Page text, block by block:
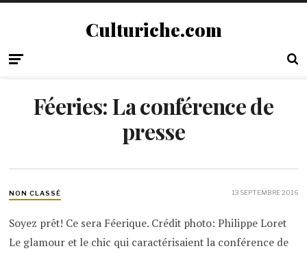
Culturiche.com
Féeries: La conférence de
presse
NON CLASSÉ 13 SEPTEMBRE 2016
Soyez prêt! Ce sera Féerique. Crédit photo: Philippe Loret
Le glamour et le chic qui caractérisaient la conférence de